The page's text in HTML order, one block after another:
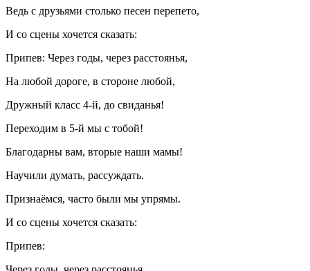
Ведь с друзьями столько песен перепето,
И со сцены хочется сказать:
Припев: Через годы, через расстоянья,
На любой дороге, в стороне любой,
Дружный класс 4-й, до свиданья!
Переходим в 5-й мы с тобой!
Благодарны вам, вторые наши мамы!
Научили думать, рассуждать.
Признаёмся, часто были мы упрямы.
И со сцены хочется сказать:
Припев: